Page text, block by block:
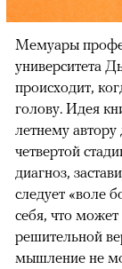
Мемуары
университета
происходит,
голову. Идея
летнему автору
четвертой
диагноз,
следует «воле
себя, что
решительной
мышление не